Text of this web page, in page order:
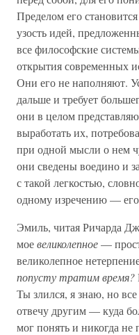
Пределом его
узость идей,
все философские
открытия современных
Они его не наполняют.
дальше и требует
они в целом
выработать их,
при одной мысли о нем
они сведены воедино и
с такой легкостью,
одному изречению —
Эмиль, читая Ричарда
моевеликолепное—
великолепное
попусту тратим время?
Ты злился, я знаю, но
отвечу другим — куда
мог понять и никогда